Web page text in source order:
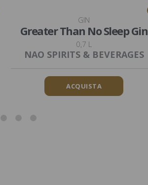
GIN
Greater Than No Sleep Gin
0,7 L
NAO SPIRITS & BEVERAGES
ACQUISTA